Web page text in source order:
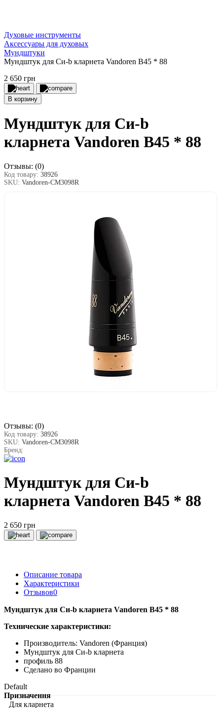
Духовые инструменты
Аксессуары для духовых
Мундштуки
Мундштук для Си-b кларнета Vandoren B45 * 88
2 650 грн
В корзину
Мундштук для Си-b
кларнета Vandoren B45 * 88
Отзывы: (0)
Код товару: 38926
SKU: Vandoren-CM3098R
Отзывы: (0)
Код товару: 38926
SKU: Vandoren-CM3098R
Бренд:
Мундштук для Си-b
кларнета Vandoren B45 * 88
2 650 грн
Описание товара
Характеристики
Отзывов0
Мундштук для Си-b кларнета Vandoren B45 * 88
Технические характеристики:
Производитель: Vandoren (Франция)
Мундштук для Си-b кларнета
профиль 88
Сделано во Франции
Default
Призначення
Для кларнета